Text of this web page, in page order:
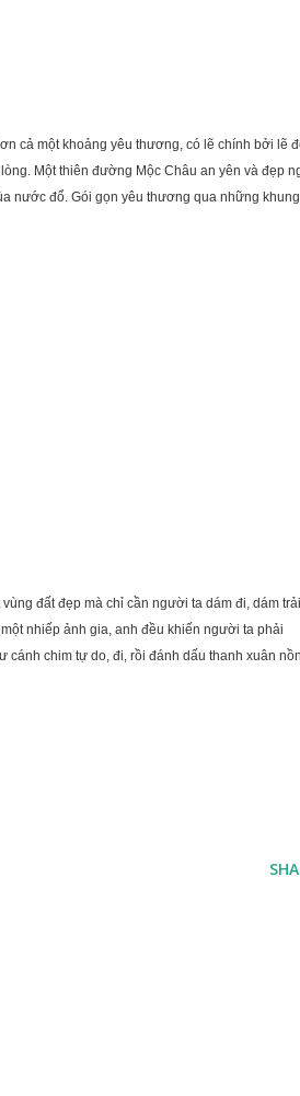
cả một khoảng yêu thương, có lẽ chính bởi lẽ
Một thiên đường Mộc Châu an yên và đẹp
nước đổ. Gói gọn yêu thương qua những khung
đất đẹp mà chỉ cần người ta dám đi, dám trải
nhiếp ảnh gia, anh đều khiến người ta phải
chim tự do, đi, rồi đánh dấu thanh xuân